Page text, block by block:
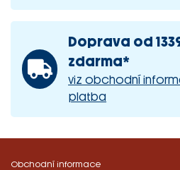
Doprava od
zdarma*
viz obchodní
platba
Obchodní informace